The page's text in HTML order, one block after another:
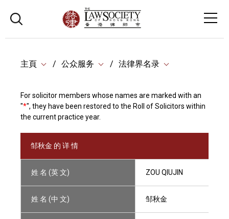
主頁 公众服务 法律界名录
For solicitor members whose names are marked with an
"*", they have been restored to the Roll of Solicitors within
the current practice year.
邹秋金 的 详 情
姓 名 (英 文) ZOU QIUJIN
姓 名 (中 文) 邹秋金